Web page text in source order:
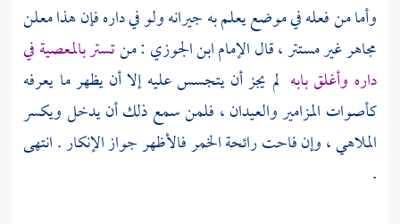
وأما من فعله في موضع يعلم به جيرانه ولو في داره فإن هذا معلن
مجاهر غير مستتر ، قال الإمامابن الجوزي : منتستر بالمعصية في
داره وأغلق بابه لم يجز أن يتجسس عليه إلا أن يظهر ما يعرفه
كأصوات المزامير والعيدان ، فلمن سمع ذلك أن يدخل ويكسر
الملاهي ، وإن فاحت رائحة الخمر فالأظهر جواز الإنكار . انتهى
.